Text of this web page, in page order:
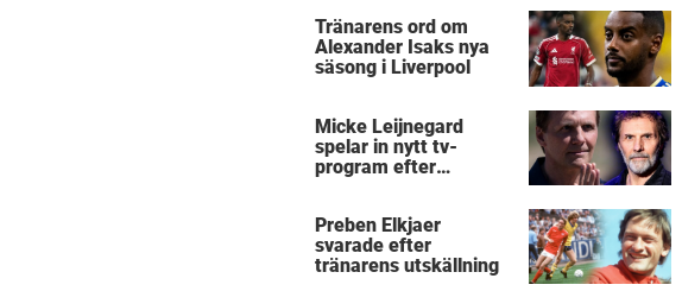
Tränarens ord om
Alexander Isaks nya
säsong i Liverpool
Micke Leijnegard
spelar in nytt tv-
program efter
Preben Elkjaer
svarade efter
tränarens utskällning